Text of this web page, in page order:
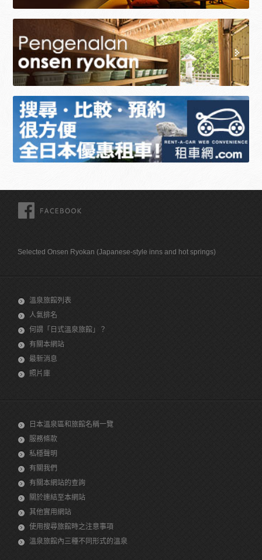
Selected Onsen Ryokan (Japanese-style inns and hot springs)
溫泉旅館列表
人氣排名
何謂「日式溫泉旅館」？
有關本網站
最新消息
照片庫
日本溫泉區和旅館名稱一覽
服務條款
私穩聲明
有關我們
有關本網站的查詢
關於連結至本網站
其他實用網站
使用搜尋旅館時之注意事項
溫泉旅館內三種不同形式的溫泉